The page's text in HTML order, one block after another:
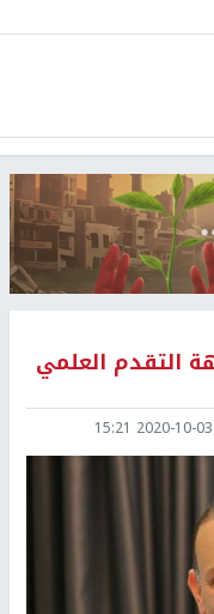
التقدم العلمي
2020-10-03 15:21